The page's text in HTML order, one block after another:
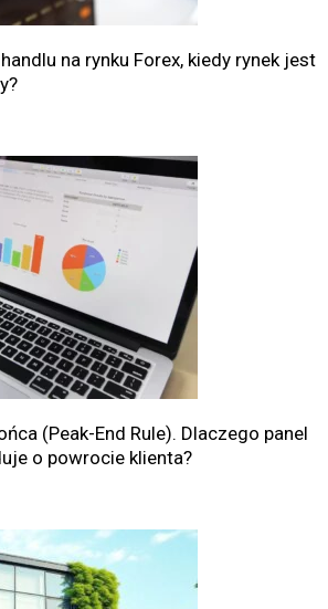
na rynku Forex, kiedy rynek jest
(Peak-End Rule). Dlaczego panel
o powrocie klienta?